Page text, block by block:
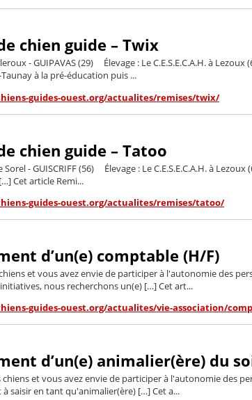
chien guide – Twix
- GUIPAVAS (29) Élevage : Le C.E.S.E.C.A.H. à
à la pré-éducation puis ...
guides-ouest.org/actualites/remises/twix/
chien guide – Tatoo
- GUISCRIFF (56) Élevage : Le C.E.S.E.C.A.H. à
Cet article Remi...
guides-ouest.org/actualites/remises/tatoo/
d’un(e) comptable (H/F)
et vous avez envie de participer à l'autonomie des
nous recherchons un(e) […] Cet art...
guides-ouest.org/actualites/vie-association/
d’un(e) animalier(ère) du
chiens et vous avez envie de participer à l'autonomie des
saisir en tant qu'animalier(ère) […] Cet a...